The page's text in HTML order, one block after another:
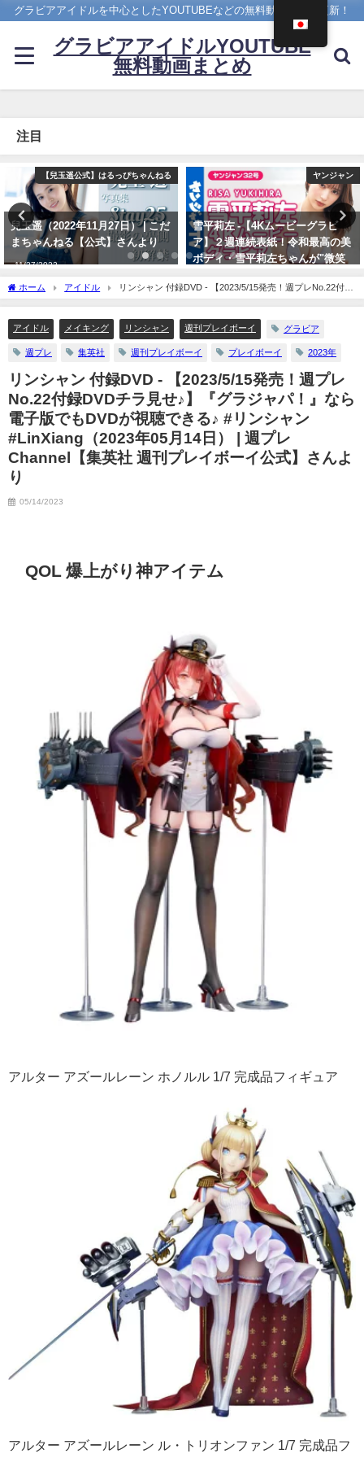
グラビアアイドルを中心としたYOUTUBEなどの無料動画を日々更新！
グラビアアイドルYOUTUBE
無料動画まとめ
注目
ヤンジャン
雪平莉左 -【4Kムービーグラビ
ア】２週連続表紙！令和最高の美
ボディ・雪平莉左ちゃんが"微笑
みの国"タイで魅せる女神の微笑
み！カラフルでビビッドな水着撮
影に最高画質で没入密着！【メイ
キング】（2023年07月06日） | ヤ
ンジャンTV【集英社ヤングジャ
ンプ公式】さんより
07/06/2023
写真集PV
櫻井音乃 写真集PV - 【#櫻井音
乃】21歳、音乃パイセンのオトナ
な挑戦ーOtono Sakurai（2023年
12月20日） | 週プレChannel【集
英社 週刊プレイボーイ公式】さん
より
12/20/2023
ホーム アイドル
リンシャン 付録DVD - 【2023/5/15発売！週プレNo.22付録
DVDチラ見せ♪】『グラジャパ！』なら電子版でもDVDが視聴できる♪ #リンシャン
より
アイドル メイキング リンシャン 週刊プレイボーイ グラビア
週プレ 集英社 週刊プレイボーイ プレイボーイ 2023年
リンシャン 付録DVD - 【2023/5/15発売！週プレ
No.22付録DVDチラ見せ♪】『グラジャパ！』なら
電子版でもDVDが視聴できる♪ #リンシャン
#LinXiang（2023年05月14日） | 週プレ
Channel【集英社 週刊プレイボーイ公式】さんよ
り
05/14/2023
QOL 爆上がり神アイテム
アルター アズールレーン ホノルル 1/7 完成品フィギュア
アルター アズールレーン ル・トリオンファン 1/7 完成品フ